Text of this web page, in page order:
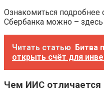
Ознакомиться
Сбербанка можно – здесь
Читать статью Битва
открыть счёт для
Чем ИИС отличается